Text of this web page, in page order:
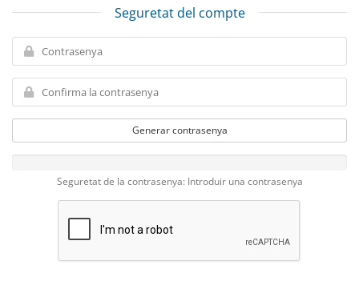
Seguretat del compte
Generar contrasenya
Seguretat de la contrasenya: Introduir una contrasenya